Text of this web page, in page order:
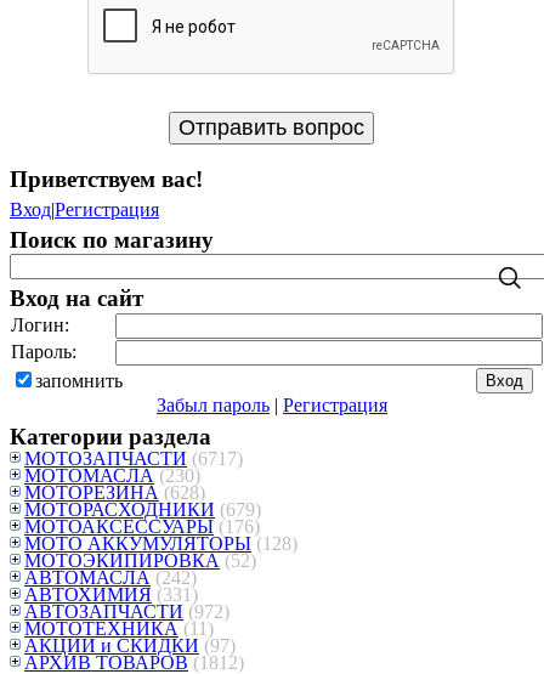
Приветствуем вас!
Вход|Регистрация
Поиск по магазину
Вход на сайт
Логин:
Пароль:
запомнить
Забыл пароль | Регистрация
Категории раздела
МОТОЗАПЧАСТИ (6717)
МОТОМАСЛА (230)
МОТОРЕЗИНА (628)
МОТОРАСХОДНИКИ (679)
МОТОАКСЕССУАРЫ (176)
МОТО АККУМУЛЯТОРЫ (128)
МОТОЭКИПИРОВКА (52)
АВТОМАСЛА (242)
АВТОХИМИЯ (331)
АВТОЗАПЧАСТИ (972)
МОТОТЕХНИКА (11)
АКЦИИ и СКИДКИ (97)
АРХИВ ТОВАРОВ (1812)